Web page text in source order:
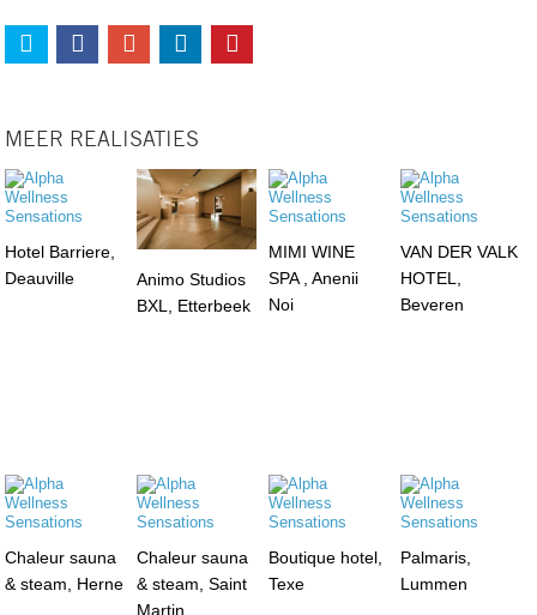
MEER REALISATIES
Hotel Barriere,
Deauville
Animo Studios
BXL, Etterbeek
MIMI WINE
SPA , Anenii
Noi
VAN DER VALK
HOTEL,
Beveren
Chaleur sauna
& steam, Herne
Chaleur sauna
& steam, Saint
Martin
Boutique hotel,
Texe
Palmaris,
Lummen